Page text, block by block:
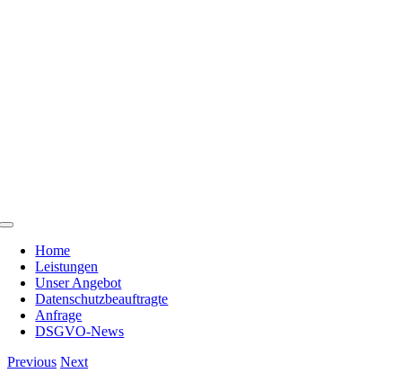
Toggle
NavigationHome
Leistungen
Unser Angebot
Datenschutzbeauftragte
Anfrage
DSGVO-News
Previous Next